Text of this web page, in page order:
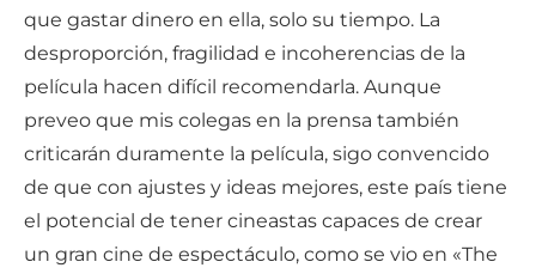
que gastar dinero en ella, solo su tiempo. La
desproporción, fragilidad e incoherencias de la
película hacen difícil recomendarla. Aunque
preveo que mis colegas en la prensa también
criticarán duramente la película, sigo convencido
de que con ajustes y ideas mejores, este país tiene
el potencial de tener cineastas capaces de crear
un gran cine de espectáculo, como se vio en «The